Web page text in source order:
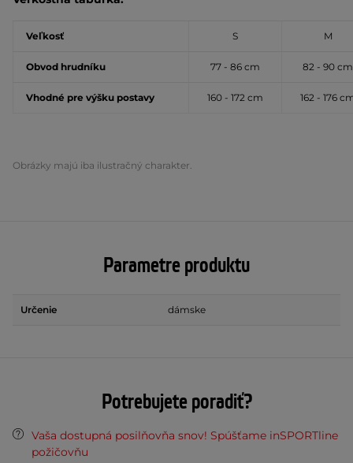
Veľkosť S M
Obvod hrudníku 77 - 86 cm 82 - 90 cm
Vhodné pre výšku postavy 160 - 172 cm 162 - 176
Obrázky majú iba ilustračný charakter.
Parametre produktu
Určenie dámske
Potrebujete poradiť?
Vaša dostupná posilňovňa snov! Spúšťame inSPORTline
požičovňu